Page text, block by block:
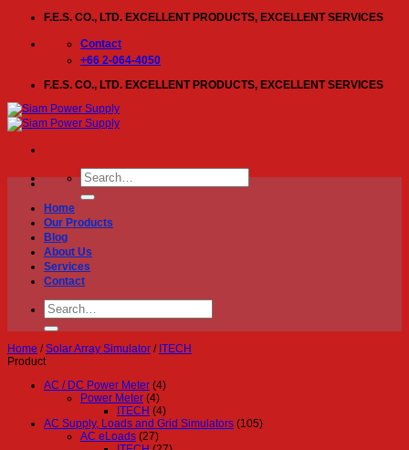
content
F.E.S. CO., LTD. EXCELLENT PRODUCTS, EXCELLENT SERVICES
Contact
+66 2-064-4050
F.E.S. CO., LTD. EXCELLENT PRODUCTS, EXCELLENT SERVICES
Search
for:
Home
Our Products
Blog
About Us
Services
Contact
Search
for:
Home / Solar Array Simulator / ITECH
Product
AC / DC Power Meter (4)
Power Meter (4)
ITECH (4)
AC Supply, Loads and Grid Simulators (105)
AC eLoads (27)